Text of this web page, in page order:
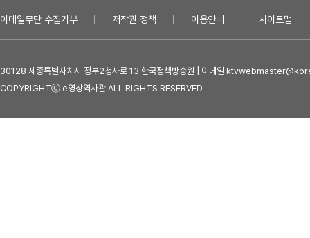
이메일무단 수집거부 저작권 정책 이용안내 사이트맵
30128 세종특별자치시 정부2청사로 13 한국정책방송원 | 이메일
COPYRIGHTⓒ e영상역사관 ALL RIGHTS RESERVED